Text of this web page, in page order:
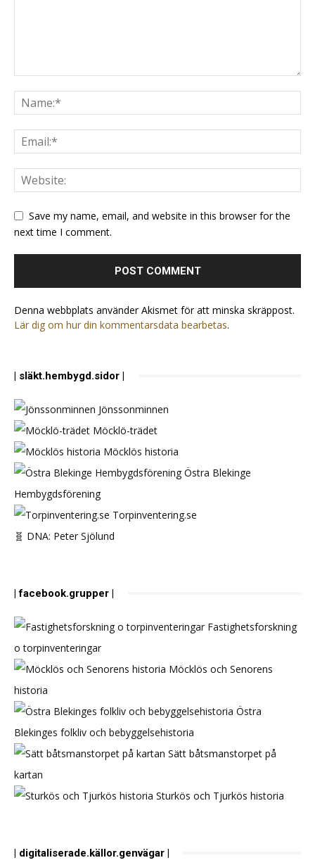
Save my name, email, and website in this browser for the
next time I comment.
Denna webbplats använder Akismet för att minska skräppost.
Lär dig om hur din kommentarsdata bearbetas.
| släkt.hembygd.sidor |
Jönssonminnen
Möcklö-trädet
Möcklös historia
Östra Blekinge
Hembygdsförening
Torpinventering.se
🧬 DNA: Peter Sjölund
| facebook.grupper |
Fastighetsforskning
o torpinventeringar
Möcklös och Senorens
historia
Östra
Blekinges folkliv och bebyggelsehistoria
Sätt båtsmanstorpet på
kartan
Sturkös och Tjurkös historia
| digitaliserade.källor.genvägar |